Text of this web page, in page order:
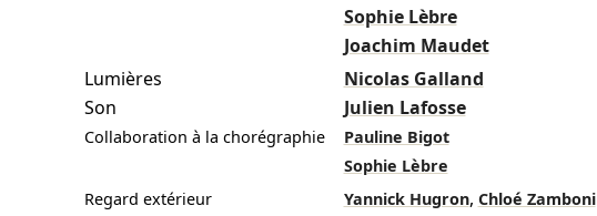
Sophie Lèbre
Joachim Maudet
Lumières
Nicolas Galland
Son
Julien Lafosse
Collaboration à la chorégraphie
Pauline Bigot
Sophie Lèbre
Regard extérieur
Yannick Hugron, Chloé Zamboni